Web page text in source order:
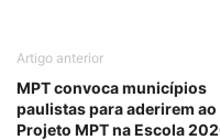
Artigo anterior
MPT convoca municípios
paulistas para aderirem ao
Projeto MPT na Escola